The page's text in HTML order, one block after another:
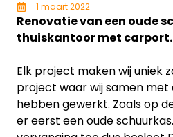
1 maart 2022
Renovatie van een oude
thuiskantoor met carport.
Elk project maken wij uniek
project waar wij samen
hebben gewerkt. Zoals op
er eerst een oude